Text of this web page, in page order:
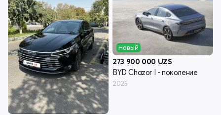
Новый
273 900 000 UZS
BYD Chazor I - поколение
2025